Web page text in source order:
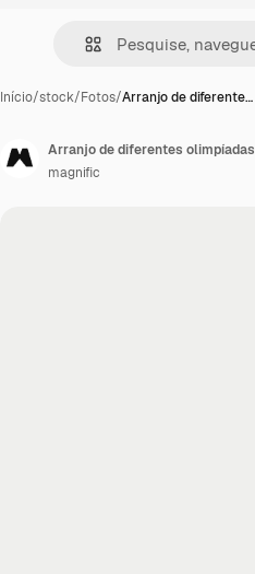
Início/stock/Fotos/Arranjo de diferente…
Arranjo de diferentes olimpíadas
magnific